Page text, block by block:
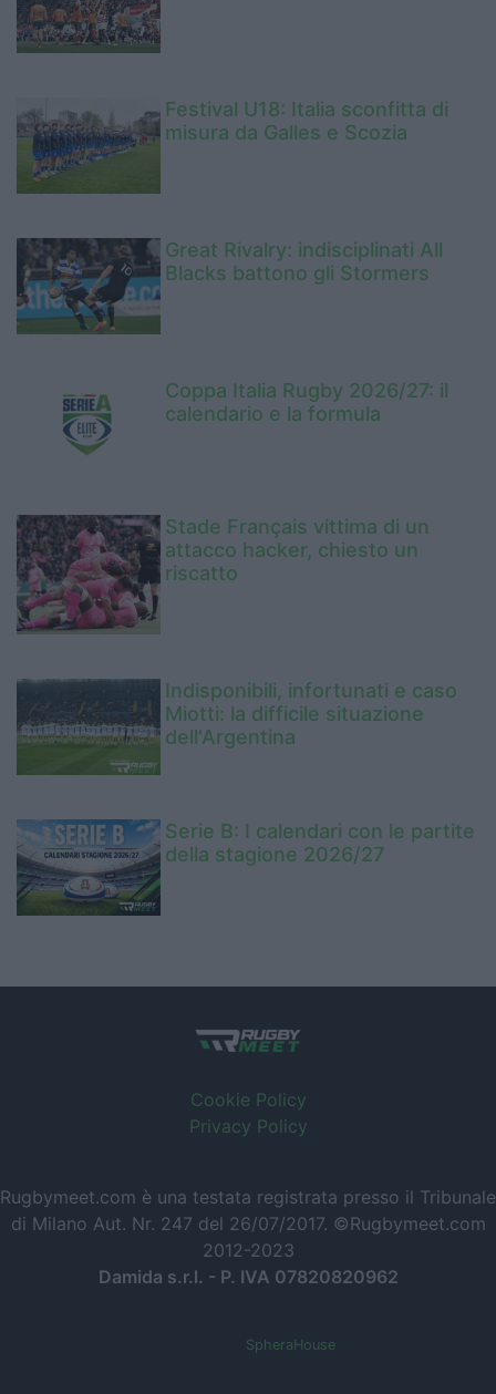
Festival U18: Italia sconfitta di
misura da Galles e Scozia
Great Rivalry: indisciplinati All
Blacks battono gli Stormers
Coppa Italia Rugby 2026/27: il
calendario e la formula
Stade Français vittima di un
attacco hacker, chiesto un
riscatto
Indisponibili, infortunati e caso
Miotti: la difficile situazione
dell'Argentina
Serie B: I calendari con le partite
della stagione 2026/27
Cookie Policy
Privacy Policy
Rugbymeet.com è una testata registrata presso il Tribunale
di Milano Aut. Nr. 247 del 26/07/2017. ©Rugbymeet.com
2012-2023
Damida s.r.l. - P. IVA 07820820962
SpheraHouse